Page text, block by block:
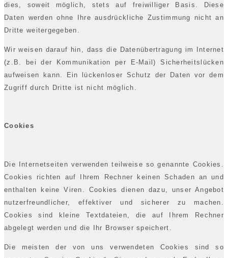
dies, soweit möglich, stets auf freiwilliger Basis. Diese
Daten werden ohne Ihre ausdrückliche Zustimmung nicht an
Dritte weitergegeben.
Wir weisen darauf hin, dass die Datenübertragung im Internet
(z.B. bei der Kommunikation per E-Mail) Sicherheitslücken
aufweisen kann. Ein lückenloser Schutz der Daten vor dem
Zugriff durch Dritte ist nicht möglich.
Cookies
Die Internetseiten verwenden teilweise so genannte Cookies.
Cookies richten auf Ihrem Rechner keinen Schaden an und
enthalten keine Viren. Cookies dienen dazu, unser Angebot
nutzerfreundlicher, effektiver und sicherer zu machen.
Cookies sind kleine Textdateien, die auf Ihrem Rechner
abgelegt werden und die Ihr Browser speichert.
Die meisten der von uns verwendeten Cookies sind so